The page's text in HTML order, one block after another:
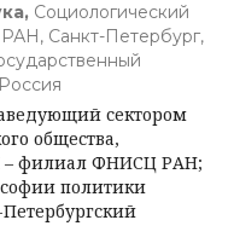
Социологический
Санкт-Петербург,
сектором
общества,
– филиал ФНИСЦ РАН;
политики